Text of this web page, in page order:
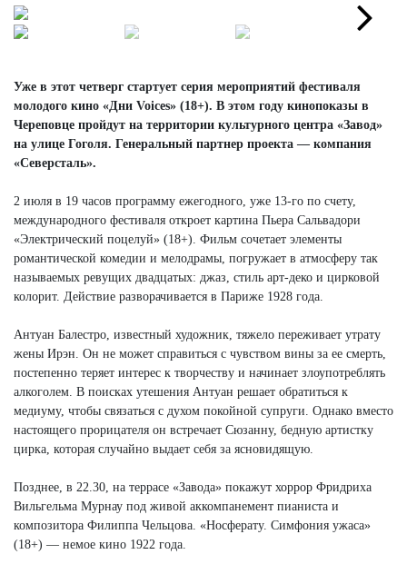
Уже в этот четверг стартует серия мероприятий фестиваля
молодого кино «Дни Voices» (18+). В этом году кинопоказы в
Череповце пройдут на территории культурного центра «Завод»
на улице Гоголя. Генеральный партнер проекта — компания
«Северсталь».
2 июля в 19 часов программу ежегодного, уже 13-го по счету,
международного фестиваля откроет картина Пьера Сальвадори
«Электрический поцелуй» (18+). Фильм сочетает элементы
романтической комедии и мелодрамы, погружает в атмосферу так
называемых ревущих двадцатых: джаз, стиль арт-деко и цирковой
колорит. Действие разворачивается в Париже 1928 года.
Антуан Балестро, известный художник, тяжело переживает утрату
жены Ирэн. Он не может справиться с чувством вины за ее смерть,
постепенно теряет интерес к творчеству и начинает злоупотреблять
алкоголем. В поисках утешения Антуан решает обратиться к
медиуму, чтобы связаться с духом покойной супруги. Однако вместо
настоящего прорицателя он встречает Сюзанну, бедную артистку
цирка, которая случайно выдает себя за ясновидящую.
Позднее, в 22.30, на террасе «Завода» покажут хоррор Фридриха
Вильгельма Мурнау под живой аккомпанемент пианиста и
композитора Филиппа Чельцова. «Носферату. Симфония ужаса»
(18+) — немое кино 1922 года.